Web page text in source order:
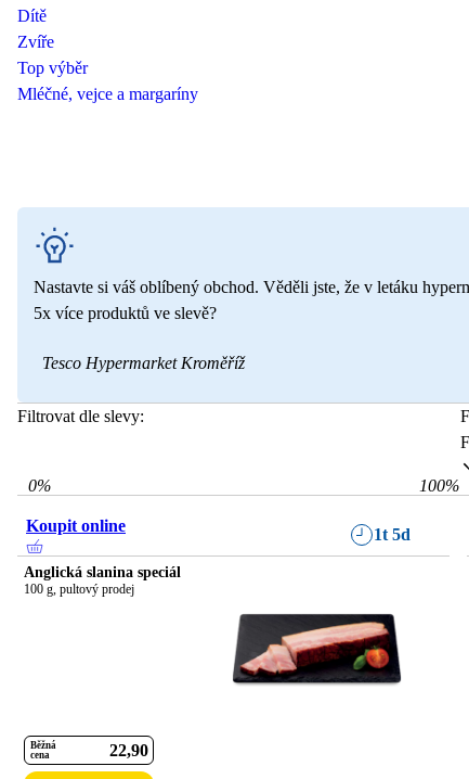
Dítě
Zvíře
Top výběr
Mléčné, vejce a margaríny
Nastavte si váš oblíbený obchod. Věděli jste, že v letáku
5x více produktů ve slevě?
Tesco Hypermarket Kroměříž
Filtrovat dle slevy:
0% 100%
Koupit online 1t 5d
Anglická slanina speciál
100 g, pultový prodej
Běžná
cena
22 90